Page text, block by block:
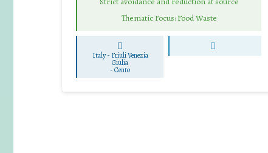
Thematic Focus: Food Waste
Italy - Friuli Venezia
Giulia
-Cento